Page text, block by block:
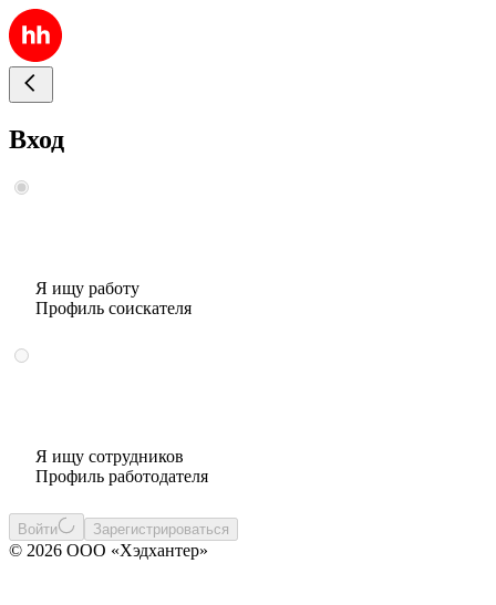
Вход
Я ищу работу
Профиль соискателя
Я ищу сотрудников
Профиль работодателя
Войти Зарегистрироваться
© 2026 ООО «Хэдхантер»